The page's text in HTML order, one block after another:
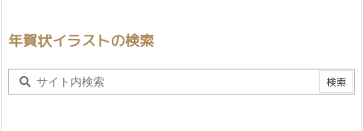
年賀状イラストの検索